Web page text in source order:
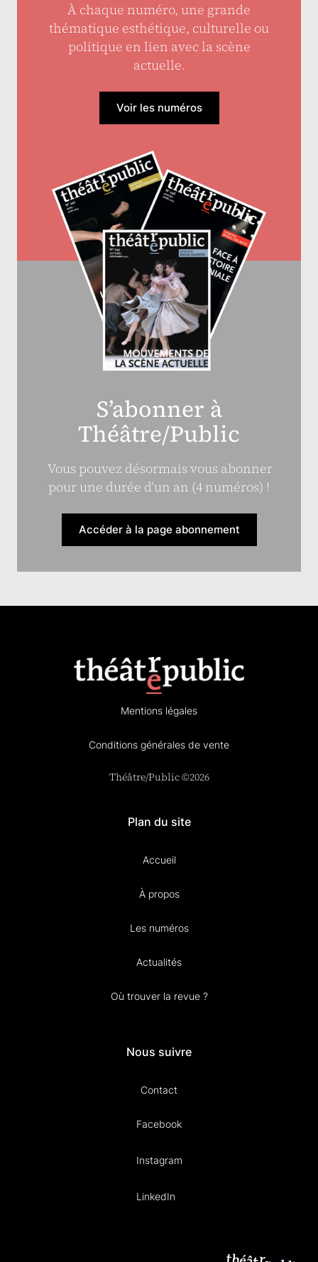
À chaque numéro, une grande
thématique esthétique, culturelle ou
politique en lien avec la scène
actuelle.
Voir les numéros
S’abonner à
Théâtre/Public
Vous pouvez désormais vous abonner
pour une durée d’un an (4 numéros) !
Accéder à la page abonnement
Mentions légales
Conditions générales de vente
Théâtre/Public ©2026
Plan du site
Accueil
À propos
Les numéros
Actualités
Où trouver la revue ?
Nous suivre
Contact
Facebook
Instagram
LinkedIn